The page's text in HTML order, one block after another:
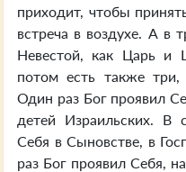
приходит, чтобы
встреча в воздухе. А в
Невестой, как Царь и
потом есть также три,
Один раз Бог проявил
детей Израильских. В
Себя в Сыновстве, в
раз Бог проявил Себя,